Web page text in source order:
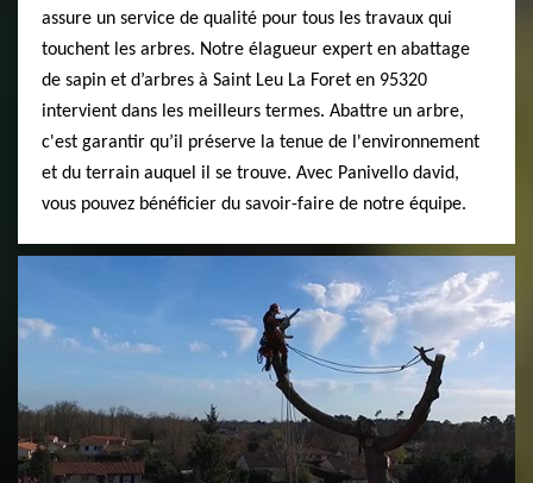
assure un service de qualité pour tous les travaux qui
touchent les arbres. Notre élagueur expert en abattage
de sapin et d’arbres à Saint Leu La Foret en 95320
intervient dans les meilleurs termes. Abattre un arbre,
c'est garantir qu’il préserve la tenue de l'environnement
et du terrain auquel il se trouve. Avec Panivello david,
vous pouvez bénéficier du savoir-faire de notre équipe.